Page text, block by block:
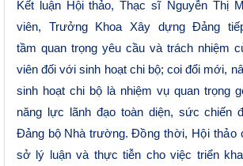
Kết luận Hội thảo, Thạc sĩ
Nguyễn Thị
viên, Trưởng Khoa Xây dựng Đảng
tầm quan trọng yêu cầu và trách nhiệm
viên đối với sinh hoạt chi bộ;coi đổi mới,
sinh hoạt chi bộ là nhiệm vụ quan trọng
năng lực lãnh đạo toàn diện, sức chiến
Đảng bộ Nhà trường.Đồng thời, Hội thảo
sở lý luận và thực tiễn cho việc triển